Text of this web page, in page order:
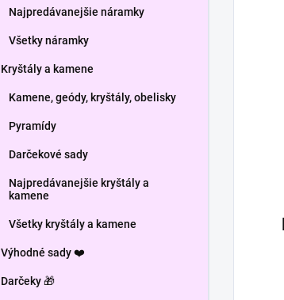
Najpredávanejšie náramky
Všetky náramky
Kryštály a kamene
Kamene, geódy, kryštály, obelisky
Pyramídy
Darčekové sady
Najpredávanejšie kryštály a
kamene
Všetky kryštály a kamene
Výhodné sady ❤️
Darčeky 🎁